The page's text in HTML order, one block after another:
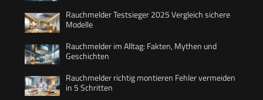
Rauchmelder Testsieger 2025 Vergleich sichere
Modelle
Rauchmelder im Alltag: Fakten, Mythen und
Geschichten
Rauchmelder richtig montieren Fehler vermeiden
in 5 Schritten